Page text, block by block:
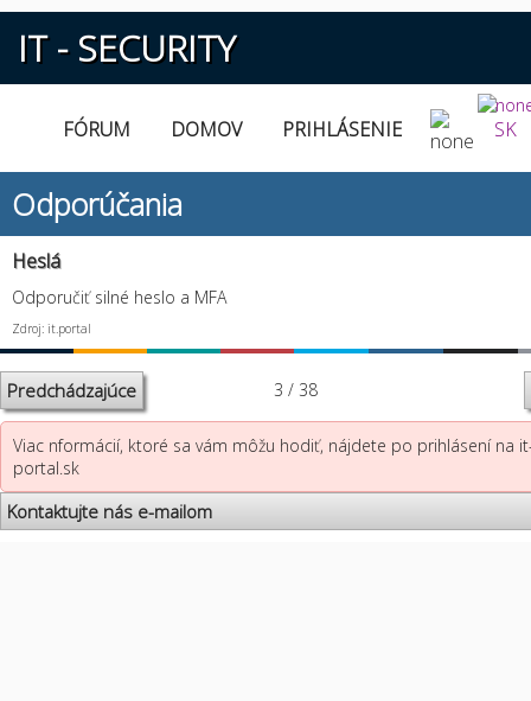
IT - SECURITY
FÓRUM DOMOV PRIHLÁSENIE SK
Odporúčania
Heslá
Odporučiť silné heslo a MFA
Zdroj: it.portal
Predchádzajúce 3 / 38
Viac nformácií, ktoré sa vám môžu hodiť, nájdete po prihlásení na
portal.sk
Kontaktujte nás e-mailom